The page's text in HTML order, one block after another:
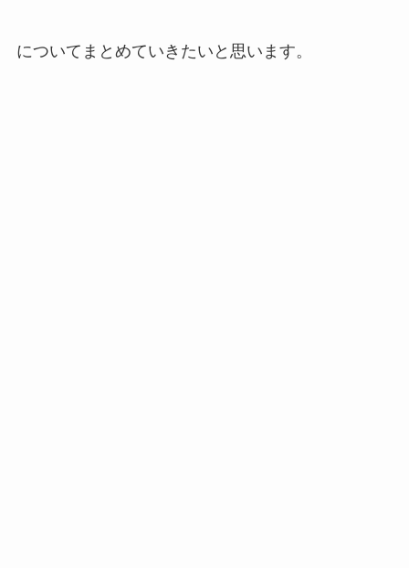
についてまとめていきたいと思います。